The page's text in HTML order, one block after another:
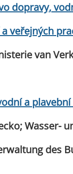
dopravy,
veřejných
van
a
Wasser-
des